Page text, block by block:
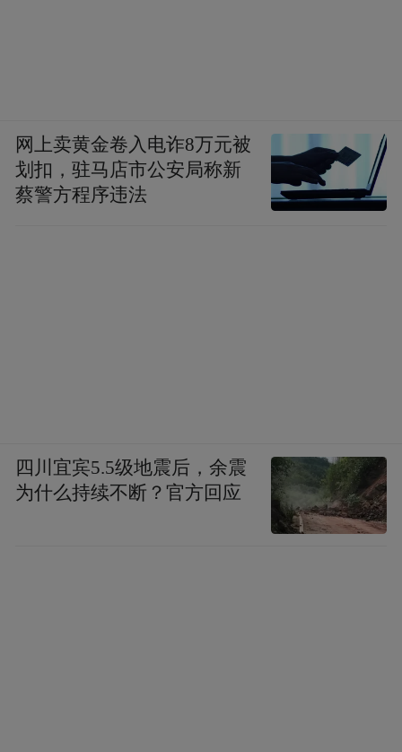
网上卖黄金卷入电诈8万元被
划扣，驻马店市公安局称新
蔡警方程序违法
四川宜宾5.5级地震后，余震
为什么持续不断？官方回应